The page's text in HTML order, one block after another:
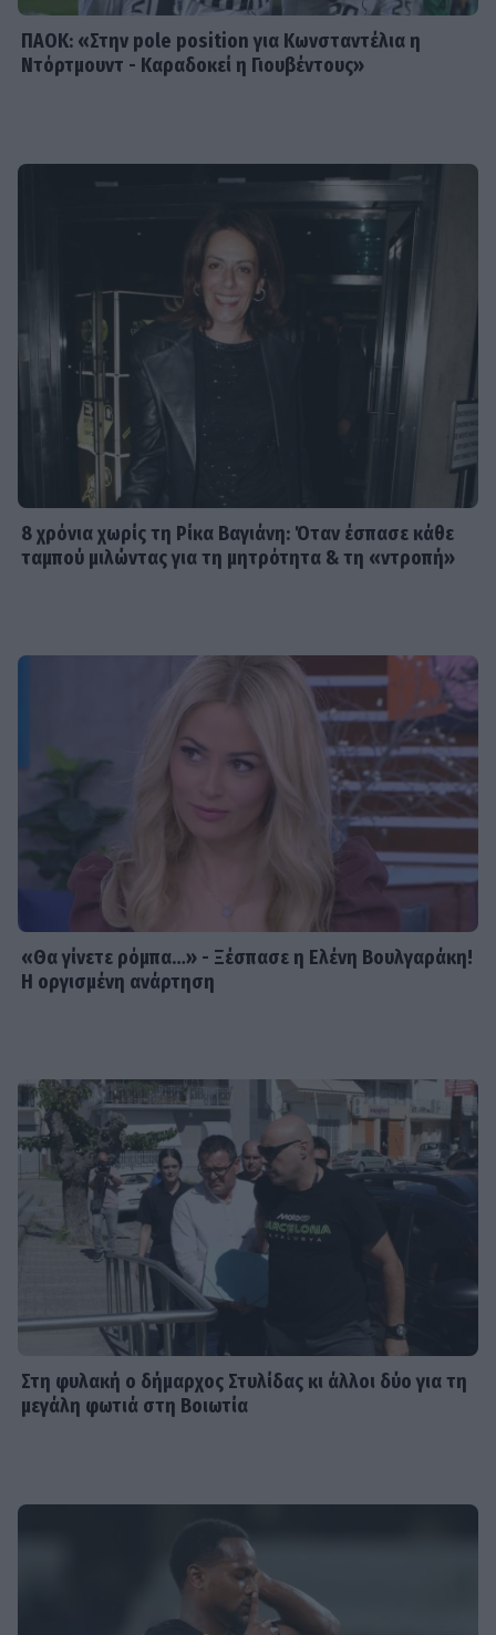
ΠΑΟΚ: «Στην pole position για Κωνσταντέλια η
Ντόρτμουντ - Καραδοκεί η Γιουβέντους»
8 χρόνια χωρίς τη Ρίκα Βαγιάνη: Όταν έσπασε κάθε
ταμπού μιλώντας για τη μητρότητα & τη «ντροπή»
«Θα γίνετε ρόμπα…» - Ξέσπασε η Ελένη Βουλγαράκη!
Η οργισμένη ανάρτηση
Στη φυλακή ο δήμαρχος Στυλίδας κι άλλοι δύο για τη
μεγάλη φωτιά στη Βοιωτία